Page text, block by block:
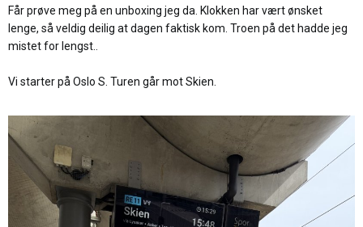
r
:
Får prøve meg på en unboxing jeg da. Klokken har vært ønsket
lenge, så veldig deilig at dagen faktisk kom. Troen på det hadde jeg
mistet for lengst..
Vi starter på Oslo S. Turen går mot Skien.